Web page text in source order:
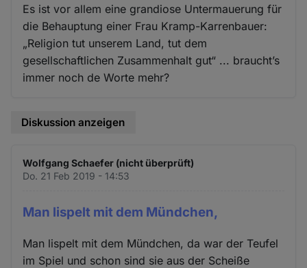
Es ist vor allem eine grandiose Untermauerung für
die Behauptung einer Frau Kramp-Karrenbauer:
„Religion tut unserem Land, tut dem
gesellschaftlichen Zusammenhalt gut“ ... braucht’s
immer noch de Worte mehr?
Diskussion anzeigen
Wolfgang Schaefer (nicht überprüft)
Do. 21 Feb 2019 - 14:53
Man lispelt mit dem Mündchen,
Man lispelt mit dem Mündchen, da war der Teufel
im Spiel und schon sind sie aus der Scheiße